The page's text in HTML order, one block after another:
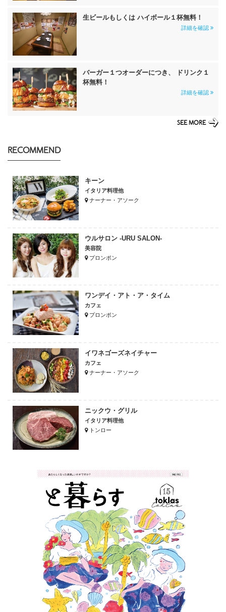
生ビールもしくは ハイボール１杯無料！
詳細を確認
バーガー１つオーダーにつき、 ドリンク１
杯無料！
詳細を確認
SEE MORE
RECOMMEND
キーン
イタリア料理他
ナーナー・アソーク
ウルサロン -URU SALON-
美容院
プロンポン
ワンデイ・アト・ア・タイム
カフェ
プロンポン
イワネゴーズネイチャー
カフェ
ナーナー・アソーク
ニックウ・グリル
イタリア料理他
トンロー